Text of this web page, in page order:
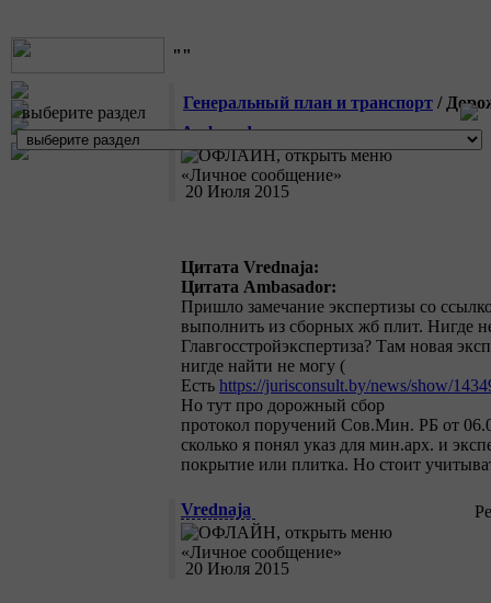
выберите раздел
""
Генеральный план и транспорт /
Ambasador
20 Июля 2015
Цитата Vrednaja:
Цитата Ambasador:
Пришло замечание экспертизы со
выполнить из сборных жб плит. Нигде
Главгосстройэкспертиза? Там новая
нигде найти не могу (
Есть https://jurisconsult.by/news/show/
Но тут про дорожный сбор
протокол поручений Сов.Мин. РБ от
сколько я понял указ для мин.арх. и
покрытие или плитка. Но стоит
Vrednaja
20 Июля 2015